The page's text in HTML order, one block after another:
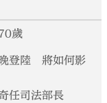
歲
晚登陸 將如何影
任司法部長